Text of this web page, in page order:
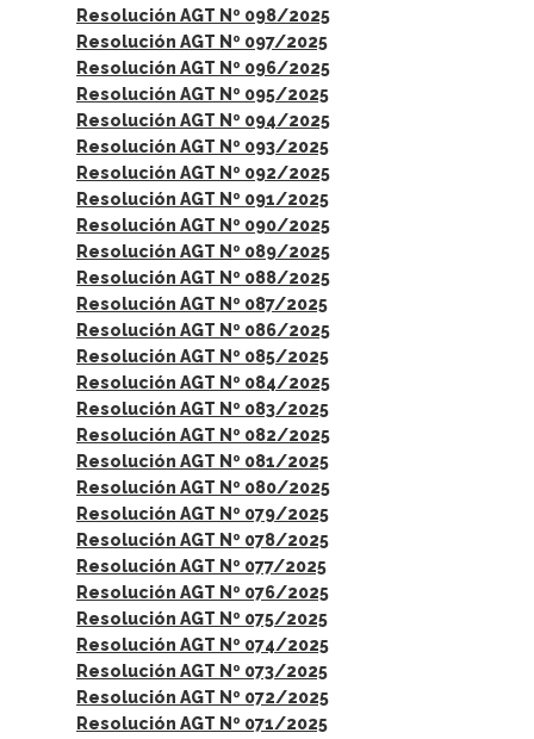
Resolución AGT Nº 098/2025
Resolución AGT Nº 097/2025
Resolución AGT Nº 096/2025
Resolución AGT Nº 095/2025
Resolución AGT Nº 094/2025
Resolución AGT Nº 093/2025
Resolución AGT Nº 092/2025
Resolución AGT Nº 091/2025
Resolución AGT Nº 090/2025
Resolución AGT Nº 089/2025
Resolución AGT Nº 088/2025
Resolución AGT Nº 087/2025
Resolución AGT Nº 086/2025
Resolución AGT Nº 085/2025
Resolución AGT Nº 084/2025
Resolución AGT Nº 083/2025
Resolución AGT Nº 082/2025
Resolución AGT Nº 081/2025
Resolución AGT Nº 080/2025
Resolución AGT Nº 079/2025
Resolución AGT Nº 078/2025
Resolución AGT Nº 077/2025
Resolución AGT Nº 076/2025
Resolución AGT Nº 075/2025
Resolución AGT Nº 074/2025
Resolución AGT Nº 073/2025
Resolución AGT Nº 072/2025
Resolución AGT Nº 071/2025